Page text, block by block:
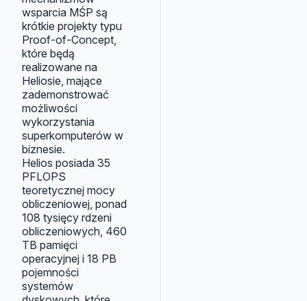
wsparcia MŚP są
krótkie projekty typu
Proof-of-Concept,
które będą
realizowane na
Heliosie, mające
zademonstrować
możliwości
wykorzystania
superkomputerów w
biznesie.
Helios posiada 35
PFLOPS
teoretycznej mocy
obliczeniowej, ponad
108 tysięcy rdzeni
obliczeniowych, 460
TB pamięci
operacyjnej i 18 PB
pojemności
systemów